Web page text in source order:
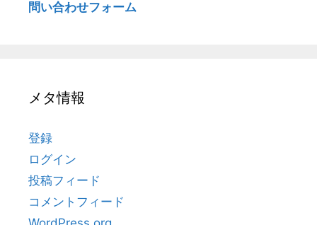
問い合わせフォーム
メタ情報
登録
ログイン
投稿フィード
コメントフィード